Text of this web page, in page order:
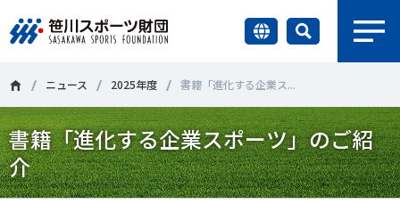
財団情報
研究員紹介
調査・研究
＃誰が子どものスポーツをささえるのか ＃部活動
＃アクティブなまちづくり ＃日本人の身体活動と健康寿命
ニュース 2025年度 書籍「進化する企業ス...
書籍「進化する企業スポーツ」のご紹
介